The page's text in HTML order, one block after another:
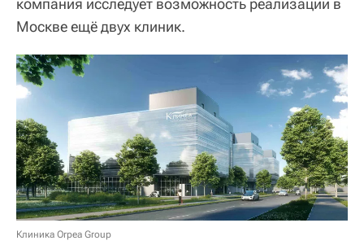
компания исследует возможность реализации в
Москве ещё двух клиник.
Клиника Orpea Group